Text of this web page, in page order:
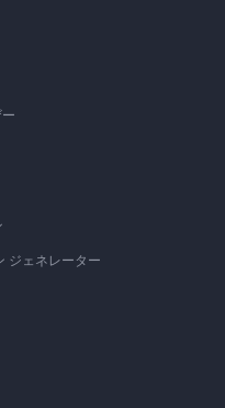
ジェネレーター